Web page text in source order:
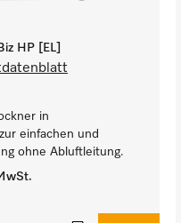
HP [EL]
in
einfachen und
ohne Abluftleitung.